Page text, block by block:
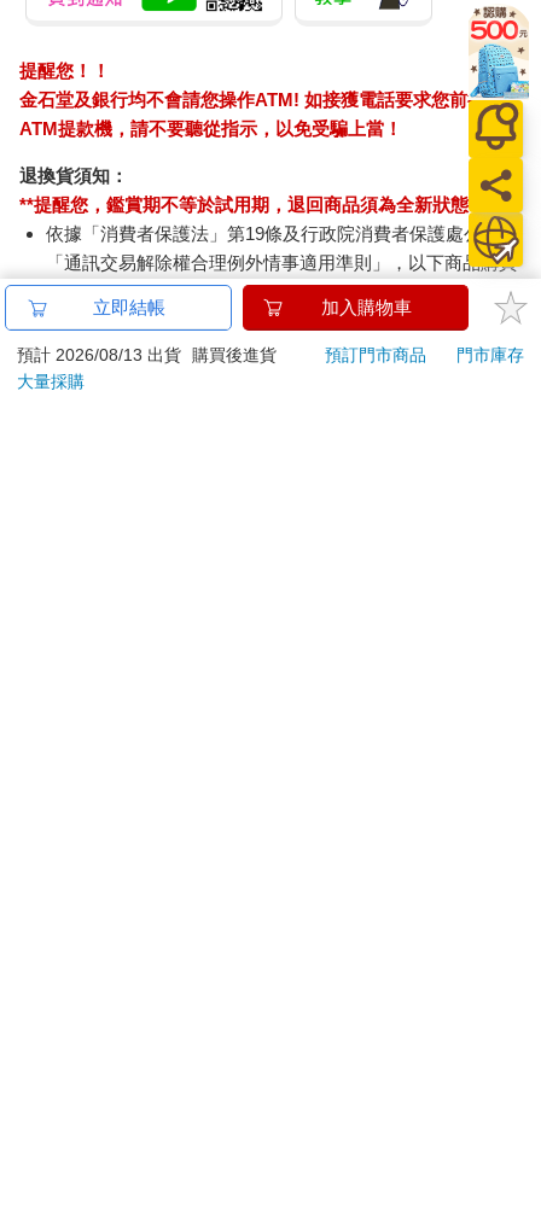
提醒您！！
金石堂及銀行均不會請您操作ATM! 如接獲電話要求您前往
ATM提款機，請不要聽從指示，以免受騙上當！
退換貨須知：
**提醒您，鑑賞期不等於試用期，退回商品須為全新狀態**
依據「消費者保護法」第19條及行政院消費者保護處公告之
「通訊交易解除權合理例外情事適用準則」，以下商品購買
後，除商品本身有瑕疵外，將不提供7天的猶豫期：
易於腐敗、保存期限較短或解約時即將逾期。（如：生
鮮食品）
依消費者要求所為之客製化給付。（客製化商品）
立即結帳 加入購物車
預計 2026/08/13 出貨 購買後進貨 預訂門市商品
門市庫存
大量採購